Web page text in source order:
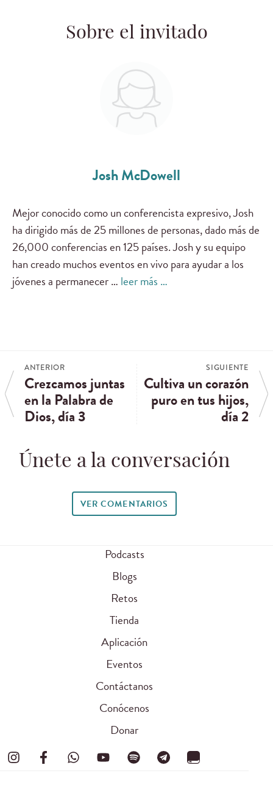
Sobre el invitado
Josh McDowell
Mejor conocido como un conferencista expresivo, Josh
ha dirigido más de 25 millones de personas, dado más de
26,000 conferencias en 125 países. Josh y su equipo
han creado muchos eventos en vivo para ayudar a los
jóvenes a permanecer … leer más …
ANTERIOR
Crezcamos juntas
en la Palabra de
Dios, día 3
SIGUIENTE
Cultiva un corazón
puro en tus hijos,
día 2
Únete a la conversación
VER COMENTARIOS
Podcasts
Blogs
Retos
Tienda
Aplicación
Eventos
Contáctanos
Conócenos
Donar